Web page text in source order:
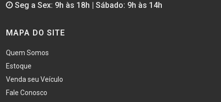
Seg a Sex: 9h às 18h | Sábado: 9h às 14h
MAPA DO SITE
Quem Somos
Estoque
Venda seu Veículo
Fale Conosco